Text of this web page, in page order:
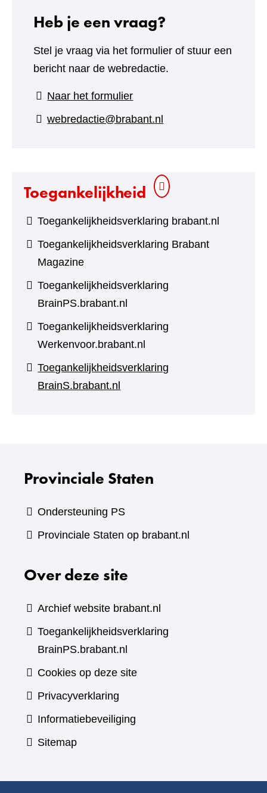
Heb je een vraag?
Stel je vraag via het formulier of stuur een
bericht naar de webredactie.
Naar het formulier(verwijst
naar
webredactie@brabant.nl
Toegankelijkheid
Toegankelijkheidsverklaring brabant.nl
Toegankelijkheidsverklaring Brabant
Magazine
Toegankelijkheidsverklaring
BrainPS.brabant.nl
Toegankelijkheidsverklaring
Werkenvoor.brabant.nl
Toegankelijkheidsverklaring
BrainS.brabant.nl
Provinciale Staten
Ondersteuning PS
Provinciale Staten op brabant.nl
Over deze site
Archief website brabant.nl
Toegankelijkheidsverklaring
BrainPS.brabant.nl
Cookies op deze site
Privacyverklaring
Informatiebeveiliging
Sitemap